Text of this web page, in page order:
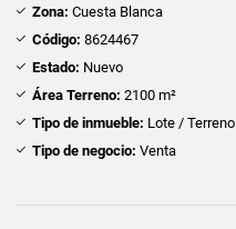
Zona: Cuesta Blanca
Código: 8624467
Estado: Nuevo
Área Terreno: 2100 m²
Tipo de inmueble: Lote / Terreno
Tipo de negocio: Venta